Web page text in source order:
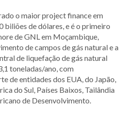
o maior project finance em
biliões de dólares, e é o primeiro
de GNL em Moçambique,
de campos de gás natural e a
de liquefação de gás natural
toneladas/ano, com
de entidades dos EUA, do Japão,
do Sul, Países Baixos, Tailândia
de Desenvolvimento.